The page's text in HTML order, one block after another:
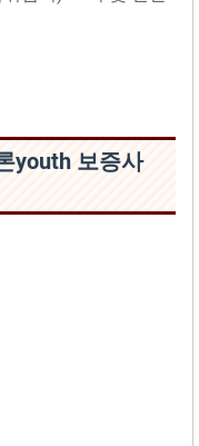
youth 보증사